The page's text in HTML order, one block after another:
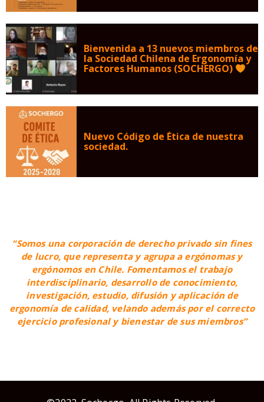
Bienvenida a 13 nuevos miembros de
la Sociedad Chilena de Ergonomía y
Factores Humanos (SOCHERGO)
Nuevo Código de Ética de nuestra
sociedad.
“Somos una corporación de derecho privado sin fines
de lucro, que representa y agrupa a ergónomas y
ergónomos en Chile. Fomentamos el trabajo
interdisciplinario, desarrollo de conocimiento,
investigación, estudio, difusión y aplicación de
ergonomía de calidad, velando además por el correcto
ejercicio profesional y bienestar de sus miembros”